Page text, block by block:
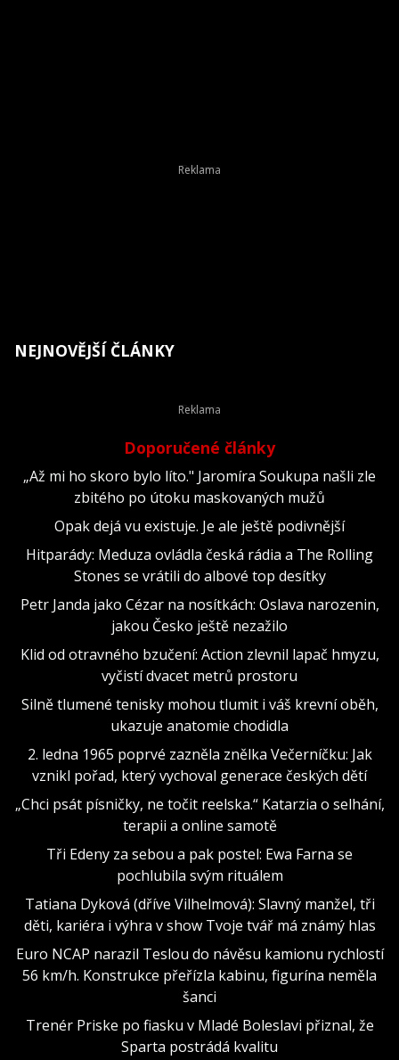
NEJNOVĚJŠÍ ČLÁNKY
Doporučené články
„Až mi ho skoro bylo líto." Jaromíra Soukupa našli zle
zbitého po útoku maskovaných mužů
Opak dejá vu existuje. Je ale ještě podivnější
Hitparády: Meduza ovládla česká rádia a The Rolling
Stones se vrátili do albové top desítky
Petr Janda jako Cézar na nosítkách: Oslava narozenin,
jakou Česko ještě nezažilo
Klid od otravného bzučení: Action zlevnil lapač hmyzu,
vyčistí dvacet metrů prostoru
Silně tlumené tenisky mohou tlumit i váš krevní oběh,
ukazuje anatomie chodidla
2. ledna 1965 poprvé zazněla znělka Večerníčku: Jak
vznikl pořad, který vychoval generace českých dětí
„Chci psát písničky, ne točit reelska.“ Katarzia o selhání,
terapii a online samotě
Tři Edeny za sebou a pak postel: Ewa Farna se
pochlubila svým rituálem
Tatiana Dyková (dříve Vilhelmová): Slavný manžel, tři
děti, kariéra i výhra v show Tvoje tvář má známý hlas
Euro NCAP narazil Teslou do návěsu kamionu rychlostí
56 km/h. Konstrukce přeřízla kabinu, figurína neměla
šanci
Trenér Priske po fiasku v Mladé Boleslavi přiznal, že
Sparta postrádá kvalitu